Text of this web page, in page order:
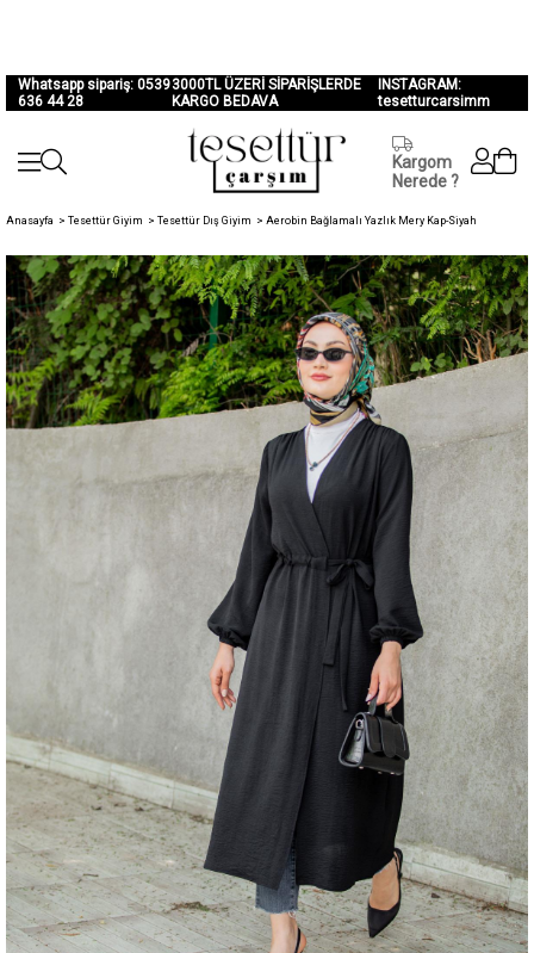
Whatsapp sipariş: 0539
636 44 28
3000TL ÜZERİ SİPARİŞLERDE
KARGO BEDAVA
INSTAGRAM:
tesetturcarsimm
Kargom
Nerede ?
Anasayfa > Tesettür Giyim > Tesettür Dış Giyim > Aerobin Bağlamalı Yazlık Mery Kap-Siyah